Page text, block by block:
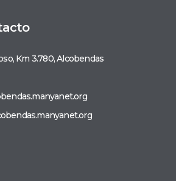
Km 3.780, Alcobendas